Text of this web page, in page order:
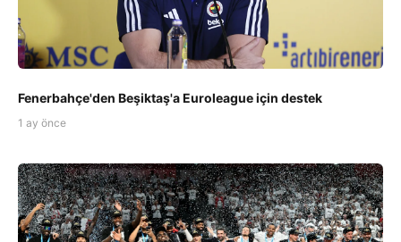
Fenerbahçe'den Beşiktaş'a Euroleague için destek
1 ay önce